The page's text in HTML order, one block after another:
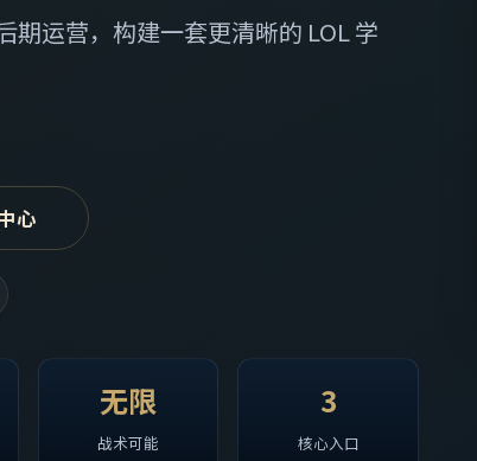
期运营，构建一套更清晰的 LOL 学
心
无限
战术可能
3
核心入口